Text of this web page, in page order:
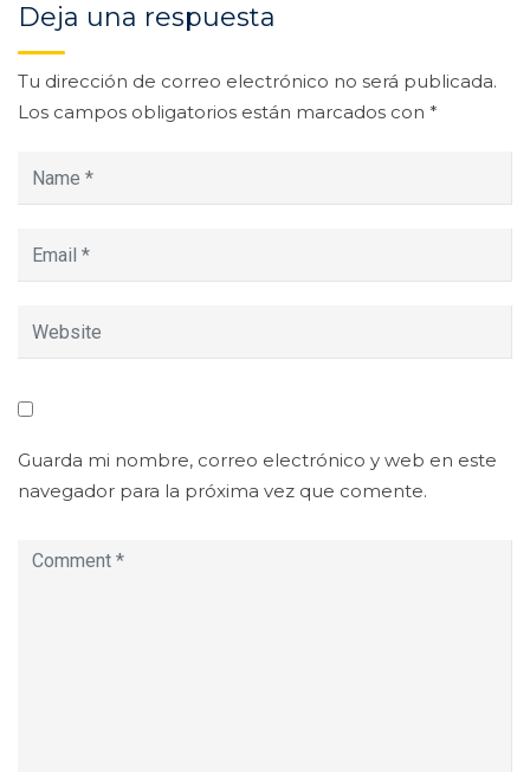
Deja una respuesta
Tu dirección de correo electrónico no será publicada.
Los campos obligatorios están marcados con *
Guarda mi nombre, correo electrónico y web en este
navegador para la próxima vez que comente.